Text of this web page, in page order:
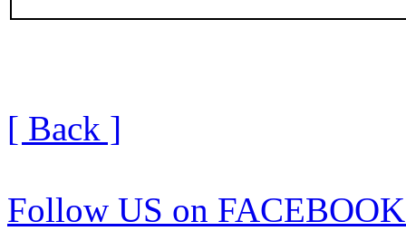
[ Back ]
Follow US on